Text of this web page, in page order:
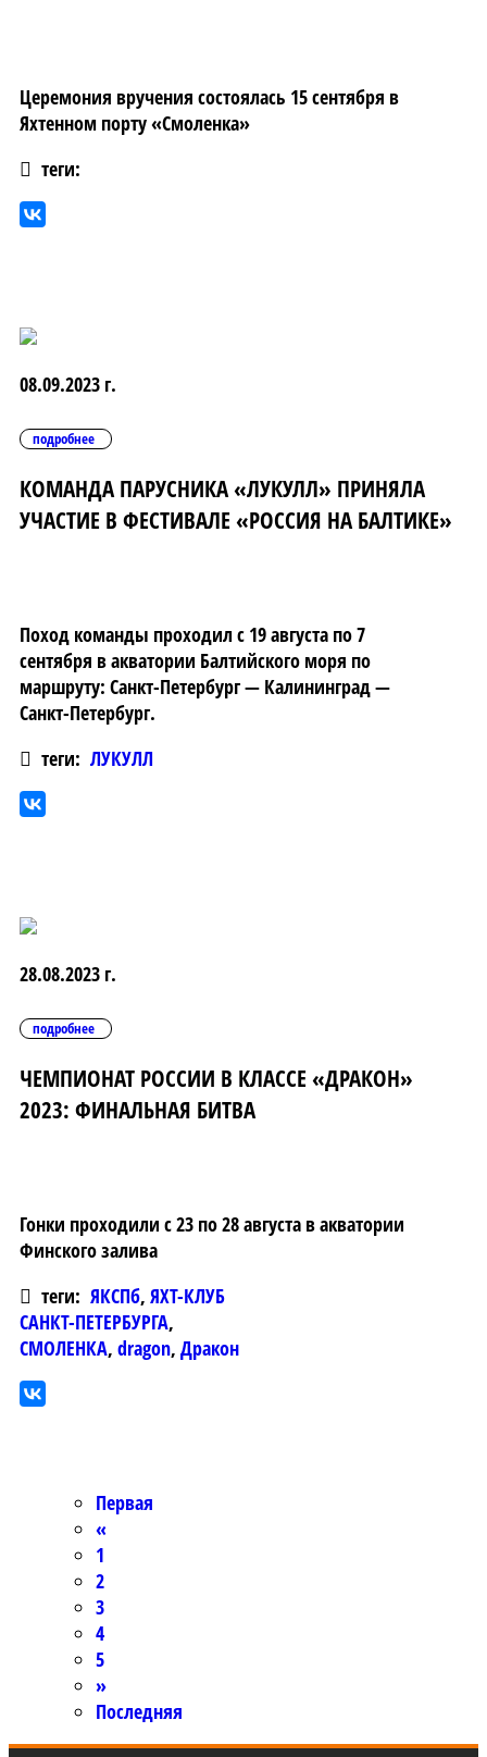
Церемония вручения состоялась 15 сентября в
Яхтенном порту «Смоленка»
теги:
08.09.2023 г.
подробнее
КОМАНДА ПАРУСНИКА «ЛУКУЛЛ» ПРИНЯЛА
УЧАСТИЕ В ФЕСТИВАЛЕ «РОССИЯ НА БАЛТИКЕ»
Поход команды проходил с 19 августа по 7
сентября в акватории Балтийского моря по
маршруту: Санкт-Петербург — Калининград —
Санкт-Петербург.
теги: ЛУКУЛЛ
28.08.2023 г.
подробнее
ЧЕМПИОНАТ РОССИИ В КЛАССЕ «ДРАКОН»
2023: ФИНАЛЬНАЯ БИТВА
Гонки проходили с 23 по 28 августа в акватории
Финского залива
теги: ЯКСПб, ЯХТ-КЛУБ
САНКТ-ПЕТЕРБУРГА,
СМОЛЕНКА, dragon, Дракон
Первая
«
1
2
3
4
5
»
Последняя